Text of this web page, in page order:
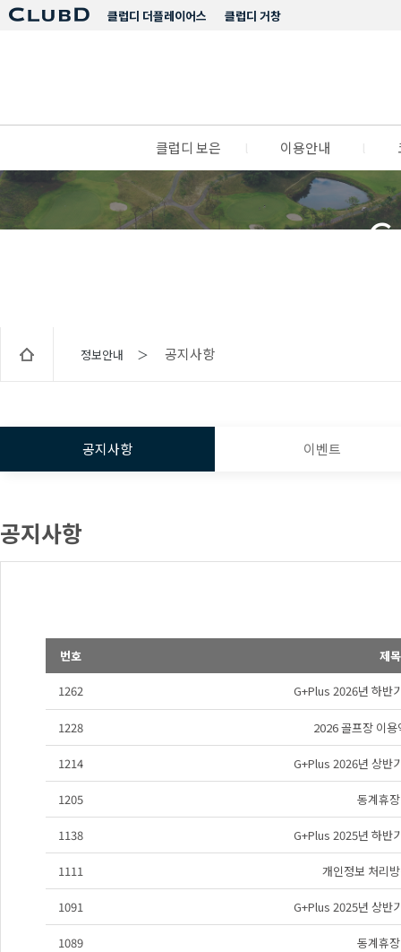
클럽디 거창
클럽디 더플레이어스
클럽디 보은 이용안내
정보안내 ＞ 공지사항
공지사항 이벤트
공지사항
번호 제목
1262 G+Plus 2026년 하반
1228 2026 골프장 이
1214 G+Plus 2026년 상반
1205 동계휴
1138 G+Plus 2025년 하반
1111 개인정보 처리
1091 G+Plus 2025년 상반
1089 동계휴